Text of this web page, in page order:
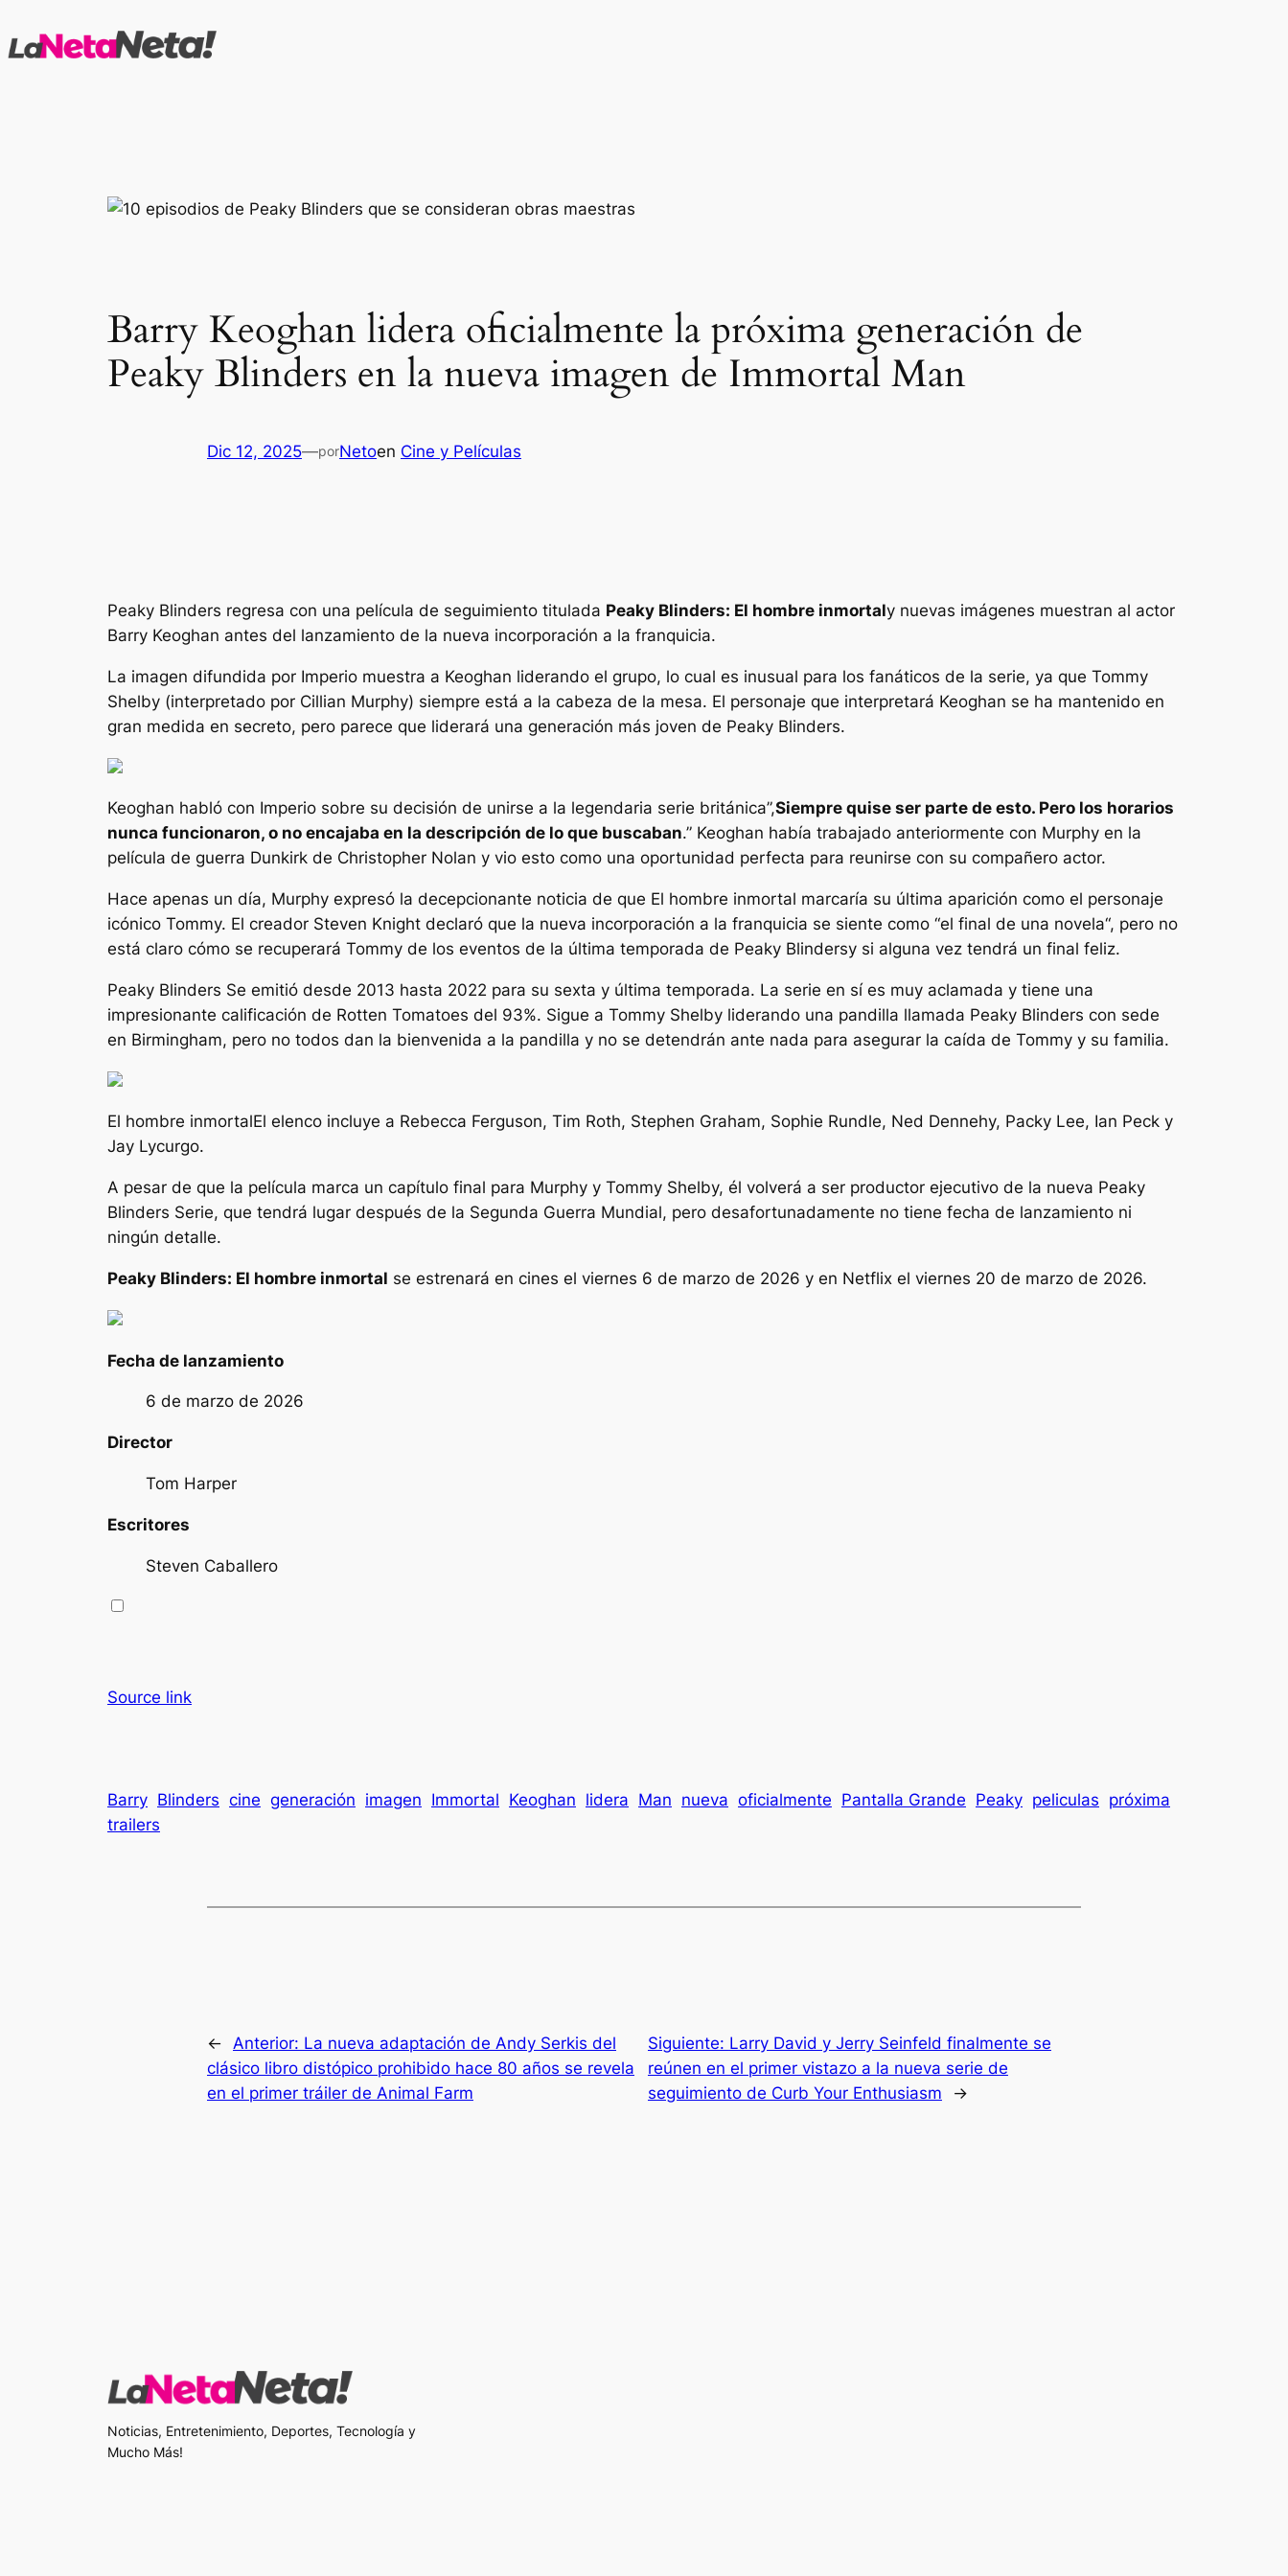
al
Barry Keoghan lidera oficialmente la próxima generación de
Peaky Blinders en la nueva imagen de Immortal Man
Dic 12, 2025—porNetoen Cine y Películas
Peaky Blinders regresa con una película de seguimiento titulada Peaky Blinders: El hombre inmortaly nuevas imágenes muestran al actor
Barry Keoghan antes del lanzamiento de la nueva incorporación a la franquicia.
La imagen difundida por Imperio muestra a Keoghan liderando el grupo, lo cual es inusual para los fanáticos de la serie, ya que Tommy
Shelby (interpretado por Cillian Murphy) siempre está a la cabeza de la mesa. El personaje que interpretará Keoghan se ha mantenido en
gran medida en secreto, pero parece que liderará una generación más joven de Peaky Blinders.
Keoghan habló con Imperio sobre su decisión de unirse a la legendaria serie británica”,Siempre quise ser parte de esto. Pero los horarios
nunca funcionaron, o no encajaba en la descripción de lo que buscaban.” Keoghan había trabajado anteriormente con Murphy en la
película de guerra Dunkirk de Christopher Nolan y vio esto como una oportunidad perfecta para reunirse con su compañero actor.
Hace apenas un día, Murphy expresó la decepcionante noticia de que El hombre inmortal marcaría su última aparición como el personaje
icónico Tommy. El creador Steven Knight declaró que la nueva incorporación a la franquicia se siente como “el final de una novela“, pero no
está claro cómo se recuperará Tommy de los eventos de la última temporada de Peaky Blindersy si alguna vez tendrá un final feliz.
Peaky Blinders Se emitió desde 2013 hasta 2022 para su sexta y última temporada. La serie en sí es muy aclamada y tiene una
impresionante calificación de Rotten Tomatoes del 93%. Sigue a Tommy Shelby liderando una pandilla llamada Peaky Blinders con sede
en Birmingham, pero no todos dan la bienvenida a la pandilla y no se detendrán ante nada para asegurar la caída de Tommy y su familia.
El hombre inmortalEl elenco incluye a Rebecca Ferguson, Tim Roth, Stephen Graham, Sophie Rundle, Ned Dennehy, Packy Lee, Ian Peck y
Jay Lycurgo.
A pesar de que la película marca un capítulo final para Murphy y Tommy Shelby, él volverá a ser productor ejecutivo de la nueva Peaky
Blinders Serie, que tendrá lugar después de la Segunda Guerra Mundial, pero desafortunadamente no tiene fecha de lanzamiento ni
ningún detalle.
Peaky Blinders: El hombre inmortal se estrenará en cines el viernes 6 de marzo de 2026 y en Netflix el viernes 20 de marzo de 2026.
Fecha de lanzamiento
6 de marzo de 2026
Director
Tom Harper
Escritores
Steven Caballero
Source link
Barry Blinders cine generación imagen Immortal Keoghan lidera Man nueva oficialmente Pantalla Grande Peaky peliculas próxima
trailers
← Anterior: La nueva adaptación de Andy Serkis del
clásico libro distópico prohibido hace 80 años se revela
en el primer tráiler de Animal Farm
Siguiente: Larry David y Jerry Seinfeld finalmente se
reúnen en el primer vistazo a la nueva serie de
seguimiento de Curb Your Enthusiasm
→
Noticias, Entretenimiento, Deportes, Tecnología y
Mucho Más!